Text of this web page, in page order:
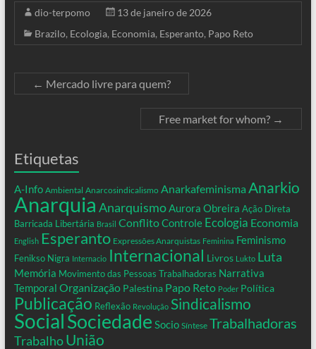
dio-terpomo
13 de janeiro de 2026
Brazilo, Ecologia, Economia, Esperanto, Papo Reto
← Mercado livre para quem?
Free market for whom? →
Etiquetas
A-Info Ambiental Anarcosindicalismo Anarkafeminisma Anarkio
Anarquia AnarquismoAurora Obreira Ação Direta
Barricada Libertária Brasil ConflitoControle Ecologia Economia
English Esperanto Expressões Anarquistas Feminina Feminismo
Fenikso Nigra Internacio Internacional Livros Lukto Luta
Memória Movimento das Pessoas Trabalhadoras Narrativa
Temporal Organização Palestina Papo Reto Poder Política
Publicação Reflexão Revolução Sindicalismo
SocialSociedade Socio Síntese Trabalhadoras
Trabalho União